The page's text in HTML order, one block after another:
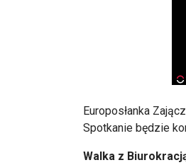
Europosłanka
Spotkanie będzie
Walka z